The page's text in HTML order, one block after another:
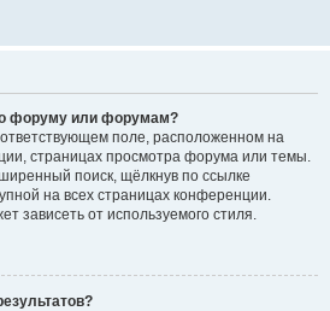
форуму или форумам?
поле, расположенном на
страницах просмотра форума или темы.
поиск, щёлкнув по ссылке
на всех страницах конференции.
зависеть от используемого стиля.